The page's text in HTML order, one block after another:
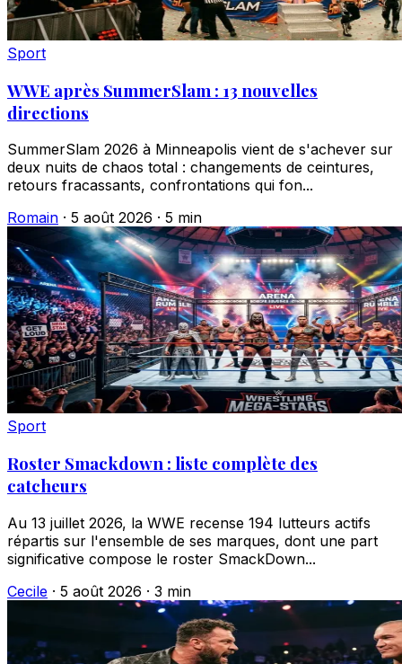
Sport
WWE après SummerSlam : 13 nouvelles
directions
SummerSlam 2026 à Minneapolis vient de s'achever sur
deux nuits de chaos total : changements de ceintures,
retours fracassants, confrontations qui fon...
Romain · 5 août 2026 · 5 min
Sport
Roster Smackdown : liste complète des
catcheurs
Au 13 juillet 2026, la WWE recense 194 lutteurs actifs
répartis sur l'ensemble de ses marques, dont une part
significative compose le roster SmackDown...
Cecile · 5 août 2026 · 3 min